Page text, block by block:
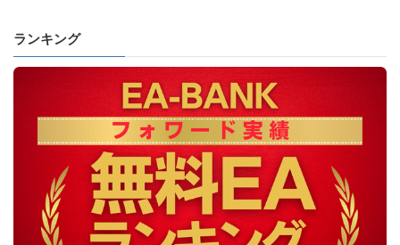
ランキング